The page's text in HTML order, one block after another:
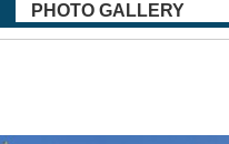
PHOTO GALLERY